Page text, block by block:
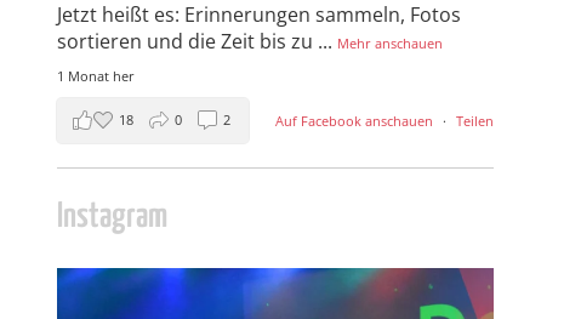
Jetzt heißt es: Erinnerungen sammeln, Fotos
sortieren und die Zeit bis zu ... Mehr anschauen
1 Monat her
Auf Facebook anschauen · Teilen
18 0 2
Instagram
cosday
Juli 5